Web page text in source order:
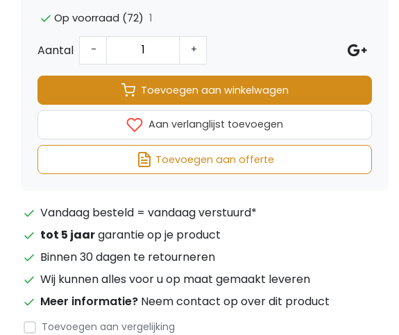
Op voorraad (72) 1
Aantal - +
Toevoegen aan winkelwagen
Aan verlanglijst toevoegen
Toevoegen aan offerte
Vandaag besteld = vandaag verstuurd*
tot 5 jaargarantie op je product
Binnen 30 dagen te retourneren
Wij kunnen alles voor u op maat gemaakt leveren
Meer informatie? Neem contact op over dit product
Toevoegen aan vergelijking